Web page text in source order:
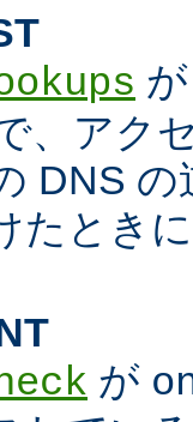
、アク
DNS
たとき
が